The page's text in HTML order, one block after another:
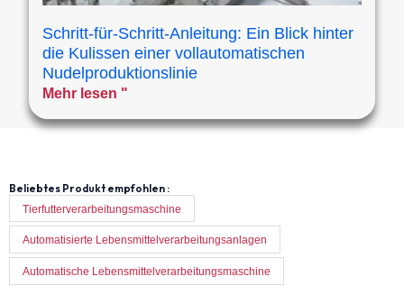
Schritt-für-Schritt-Anleitung: Ein Blick hinter
die Kulissen einer vollautomatischen
Nudelproduktionslinie
Mehr lesen "
Beliebtes Produkt empfohlen :
Tierfutterverarbeitungsmaschine
Automatisierte Lebensmittelverarbeitungsanlagen
Automatische Lebensmittelverarbeitungsmaschine